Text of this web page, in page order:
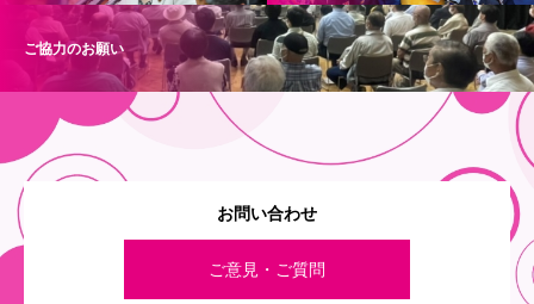
ご協力のお願い
お問い合わせ
ご意見・ご質問